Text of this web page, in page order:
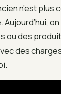
n’est plus
ou des
des